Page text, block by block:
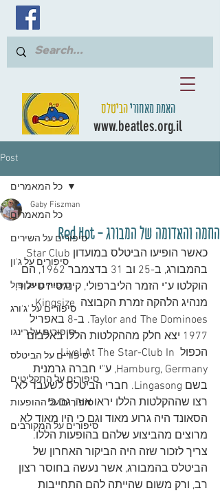
האמת מאחוריהביטלס
www.beatles.org.il
Post
כל המאמרים
סיפורים על השירים
סיפורים על ג'ון
סיפורים על פול
סיפורים על 'ג'ורג
סיפורים על רינגו
סיפורים על הביטלס
סיפורים על התקליטים
סיפורים על ההופעות
סיפורים על המקורבים
כל המאמרים
החמה והאדומה של המבורג - Red Hot
Gaby Fiszman
כאשר הופיעו הביטלס במועדון Star Club
בהמבורג, ב-25 וב 31 בדצמבר 1962, הם
הוקלטו ע"י הזמר הליברפולי, קינגסייז טיילור,
מנהיג הלהקה זמרת הקבוצה Kingsize
Taylor and The Dominoes. ב-8 באפריל
1977 יצא חלק מההקלטות הללו באלבום
הכפול Live! At The Star-Club In
Hamburg, Germany, ע"י חברה גרמנית
בשם Lingasong. חברי הביטלס לשעבר לא
רצו שההקלטות הללו יראו אור, גם כי
הסאונד היה גרוע מאוד וגם כי היו מאוד לא
מרוצים מהביצוע שלהם בהופעות הללו.
צריך לזכור שזה היה הביקור האחרון של
הביטלס בהמבורג, אשר נעשה בחוסר רצון
רב, ורק משום שהייתה להם התחייבות